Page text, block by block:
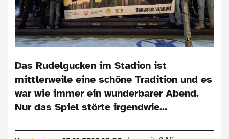
Das Rudelgucken im Stadion ist
mittlerweile eine schöne Tradition und es
war wie immer ein wunderbarer Abend.
Nur das Spiel störte irgendwie...